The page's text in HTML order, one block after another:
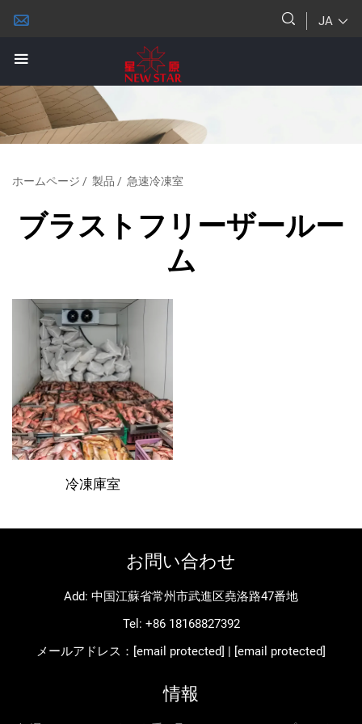
JA
ホームページ / 製品 / 急速冷凍室
ブラストフリーザールー
ム
冷凍庫室
お問い合わせ
Add: 中国江蘇省常州市武進区堯洛路47番地
Tel: +86 18168827392
メールアドレス： [email protected] [email protected]
情報